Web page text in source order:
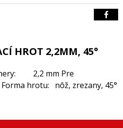
HROT 2,2MM, 45°
2,2 mm Pre
hrotu: nôž, zrezany, 45°